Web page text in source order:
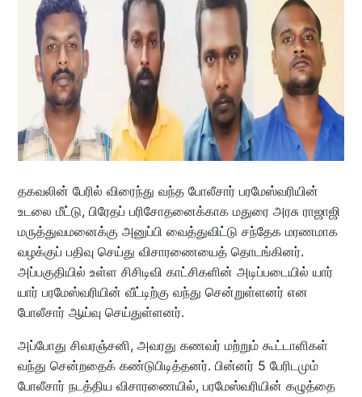
தகவலின் பேரில் விரைந்து வந்த போலீசார் பரமேஸ்வரியின்
உடலை மீட்டு, பிரேதப் பரிசோதனைக்காக மதுரை அரசு ராஜாஜி
மருத்துவமனைக்கு அனுப்பி வைத்துவிட்டு சந்தேக மரணமாக
வழக்குப் பதிவு செய்து விசாரணையைத் தொடங்கினர்.
அப்பகுதியில் உள்ள சிசிடிவி காட்சிகளின் அடிப்படையில் யார்
யார் பரமேஸ்வரியின் வீட்டிற்கு வந்து சென்றுள்ளனர் என
போலீசார் ஆய்வு செய்துள்ளனர்.
அப்போது சிவரஞ்சனி, அவரது கணவர் மற்றும் கூட்டாளிகள்
வந்து சென்றதைக் கண்டுபிடித்தனர். பின்னர் 5 பேரிடமும்
போலீசார் நடத்திய விசாரணையில், பரமேஸ்வரியின் கழுத்தை